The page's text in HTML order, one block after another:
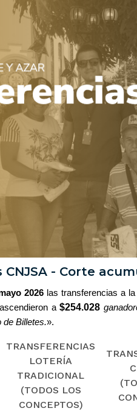
CNJSA - Corte
2026 las transferencias a
a$254.028
de Billetes.».
TRANSFERENCIAS
LOTERÍA
TRADICIONAL
(TODOS LOS
CONCEPTOS)